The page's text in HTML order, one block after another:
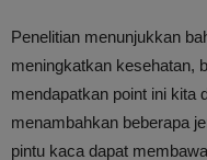
Penelitian menunjukkan
meningkatkan kesehatan,
mendapatkan point ini kita
menambahkan beberapa
pintu kaca dapat